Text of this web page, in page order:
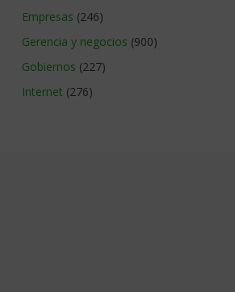
Empresas (246)
Gerencia y negocios (900)
Gobiernos (227)
Internet (276)